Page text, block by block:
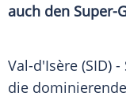
auch den Super-
Val-d'Isère (SID)
die